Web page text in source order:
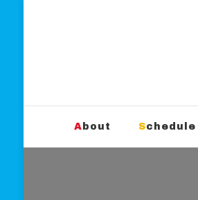
About Schedule